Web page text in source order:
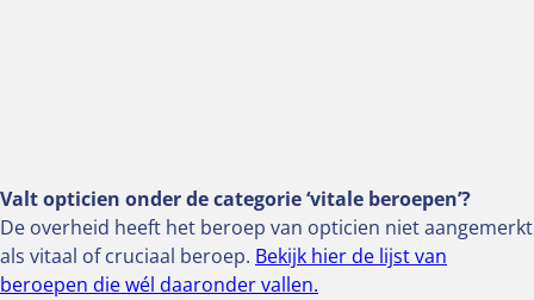
Valt opticien onder de categorie ‘vitale beroepen’?
De overheid heeft het beroep van opticien niet aangemerkt
als vitaal of cruciaal beroep. Bekijk hier de lijst van
beroepen die wél daaronder vallen.